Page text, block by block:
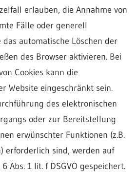
erlauben, die Annahme von
Fälle oder generell
das automatische Löschen der
des Browser aktivieren. Bei
Cookies kann die
Website eingeschränkt sein.
des elektronischen
oder zur Bereitstellung
erwünschter Funktionen (z.B.
erforderlich sind, werden auf
Abs. 1 lit. f DSGVO gespeichert.